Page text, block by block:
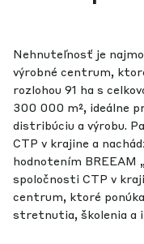
Nehnuteľnosť je
výrobné centrum,
rozlohou 91 ha s
300 000 m², ideálne
distribúciu a výrobu.
CTP v krajine a
hodnotením BREEAM
spoločnosti CTP v
centrum, ktoré
stretnutia, školenia a